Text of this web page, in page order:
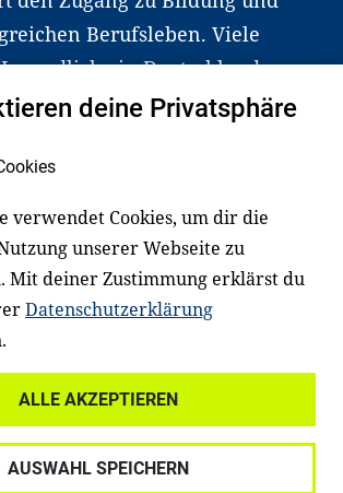
Berufsleben. Viele
in Deutschland
Schwierigkeiten dabei.
an Erzieher*innen,
und andere
Dafür arbeiten wir eng
wissenschaftlichen
Verbänden, Unternehmen
Stiftungen zusammen.
Datenschutz
deine Privatsphäre
verwendet Cookies, um dir die
unserer Webseite zu
Mit deiner Zustimmung erklärst du
Datenschutzerklärung
ALLE AKZEPTIEREN
AUSWAHL SPEICHERN